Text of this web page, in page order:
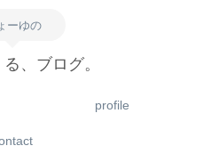
ーゆの
、ブログ。
profile